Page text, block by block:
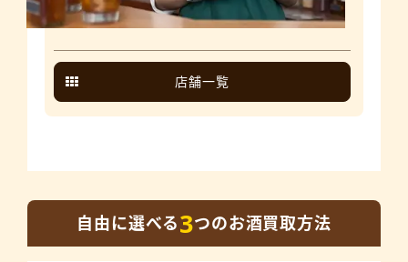
店舗一覧
自由に選べる3つのお酒買取方法